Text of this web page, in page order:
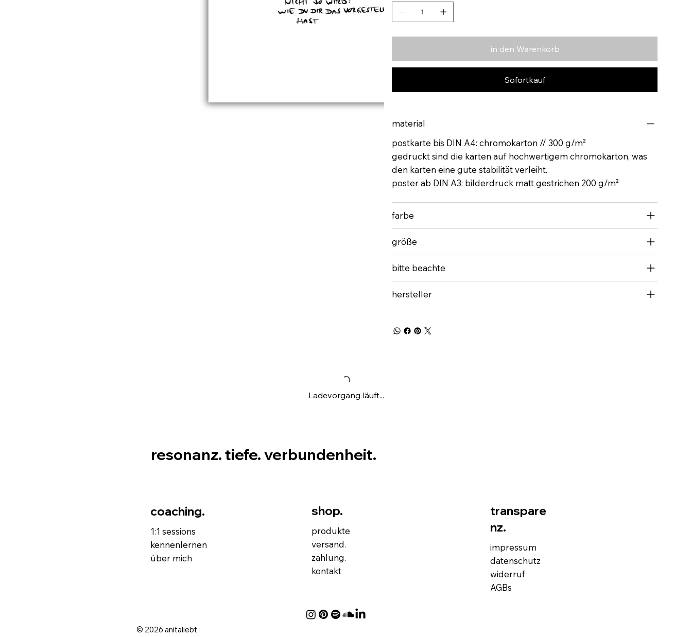
in den Warenkorb
Sofortkauf
material
postkarte bis DIN A4: chromokarton // 300 g/m²
gedruckt sind die karten auf hochwertigem chromokarton, was
den karten eine gute stabilität verleiht.
poster ab DIN A3: bilderdruck matt gestrichen 200 g/m²
farbe
größe
bitte beachte
hersteller
Ladevorgang läuft...
resonanz. tiefe. verbundenheit.
coaching.
1:1 sessions
kennenlernen
über mich
shop.
produkte
versand.
zahlung.
kontakt
transpare
nz.
impressum
datenschutz
widerruf
AGBs
© 2026 anitaliebt